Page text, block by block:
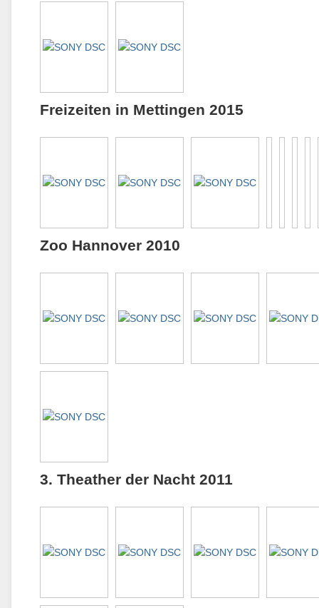
Freizeiten in Mettingen 2015
Zoo Hannover 2010
3. Theather der Nacht 2011